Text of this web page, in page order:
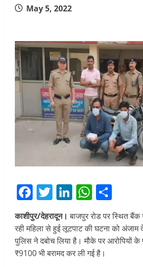
May 5, 2022
Facebook
Twitter
LinkedIn
काशीपुर/देहरादून। बाजपुर रोड पर स्थित
रही महिला से हुई लूटपाट की घटना को अंजाम
पुलिस ने दबोच लिया है। मौके पर आरोपियों
₹9100 भी बरामद कर ली गई है।